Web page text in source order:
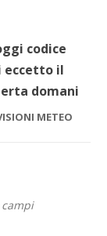
codice
eccetto il
domani
METEO
campi